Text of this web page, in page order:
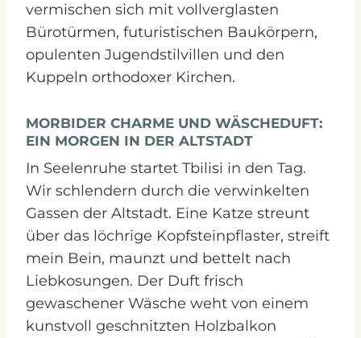
vermischen sich mit vollverglasten
Bürotürmen, futuristischen Baukörpern,
opulenten Jugendstilvillen und den
Kuppeln orthodoxer Kirchen.
MORBIDER CHARME UND WÄSCHEDUFT:
EIN MORGEN IN DER ALTSTADT
In Seelenruhe startet Tbilisi in den Tag.
Wir schlendern durch die verwinkelten
Gassen der Altstadt. Eine Katze streunt
über das löchrige Kopfsteinpflaster, streift
mein Bein, maunzt und bettelt nach
Liebkosungen. Der Duft frisch
gewaschener Wäsche weht von einem
kunstvoll geschnitzten Holzbalkon